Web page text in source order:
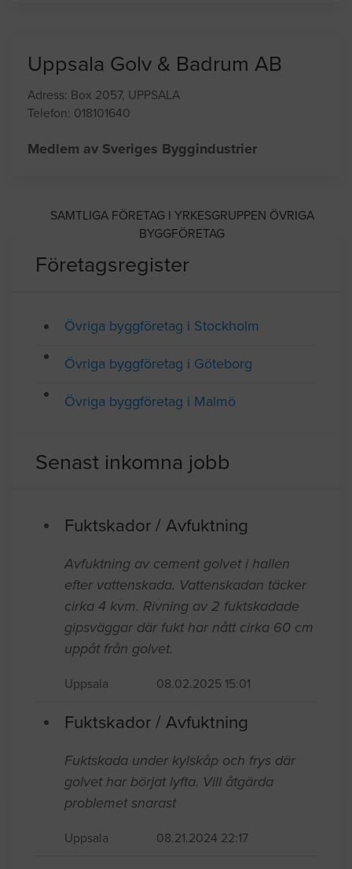
Uppsala Golv & Badrum AB
Adress: Box 2057, UPPSALA
Telefon: 018101640
Medlem av Sveriges Byggindustrier
SAMTLIGA FÖRETAG I YRKESGRUPPEN ÖVRIGA
BYGGFÖRETAG
Företagsregister
Övriga byggföretag i Stockholm
Övriga byggföretag i Göteborg
Övriga byggföretag i Malmö
Senast inkomna jobb
Fuktskador / Avfuktning
Avfuktning av cement golvet i hallen
efter vattenskada. Vattenskadan täcker
cirka 4 kvm. Rivning av 2 fuktskadade
gipsväggar där fukt har nått cirka 60 cm
uppåt från golvet.
Uppsala 08.02.2025 15:01
Fuktskador / Avfuktning
Fuktskada under kylskåp och frys där
golvet har börjat lyfta. Vill åtgärda
problemet snarast
Uppsala 08.21.2024 22:17